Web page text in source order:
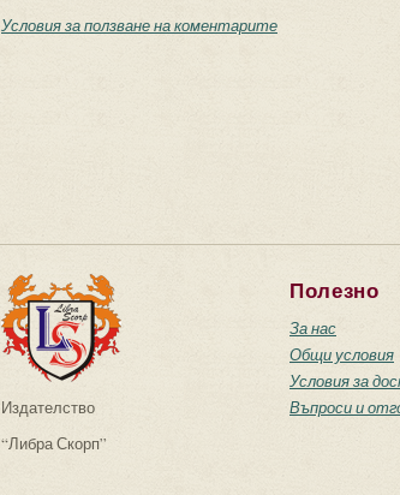
Условия за ползване на коментарите
Издателство
“Либра Скорп”
Полезно
За нас
Общи условия
Условия за
Въпроси и